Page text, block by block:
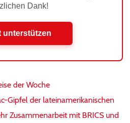
Dank!
unterstützen
der Woche
Gipfel der lateinamerikanischen
Zusammenarbeit mit BRICS und